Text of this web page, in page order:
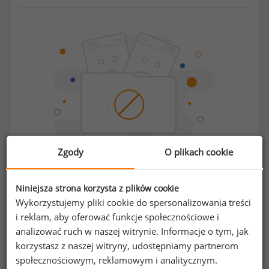
Chcesz porównać swoje zarobki z innymi?
Sprawdź ile powinieneś zarabiać
Zgody O plikach cookie
Niniejsza strona korzysta z plików cookie
Wykorzystujemy pliki cookie do spersonalizowania treści
i reklam, aby oferować funkcje społecznościowe i
analizować ruch w naszej witrynie. Informacje o tym, jak
korzystasz z naszej witryny, udostępniamy partnerom
społecznościowym, reklamowym i analitycznym.